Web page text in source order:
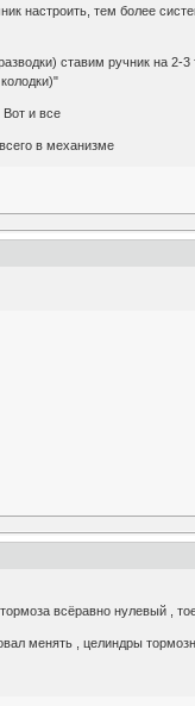
настроить, тем более
ставим ручник на 2-
Вот и все
в механизме
всёравно нулевый ,
менять , целиндры